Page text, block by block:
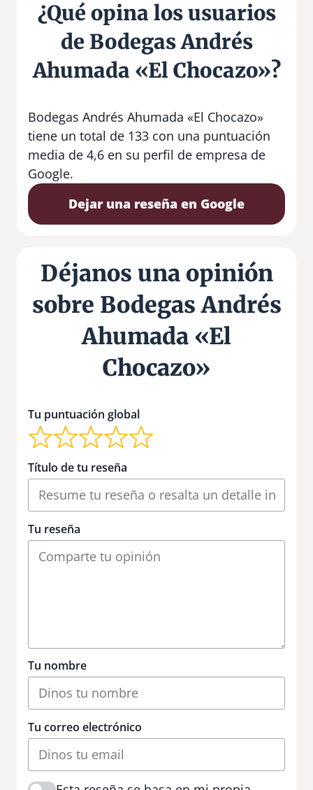
¿Qué opina los usuarios
de Bodegas Andrés
Ahumada «El Chocazo»?
Bodegas Andrés Ahumada «El Chocazo»
tiene un total de 133 con una puntuación
media de 4,6 en su perfil de empresa de
Google.
Dejar una reseña en Google
Déjanos una opinión
sobre Bodegas Andrés
Ahumada «El
Chocazo»
Tu puntuación global
Título de tu reseña
Tu reseña
Tu nombre
Tu correo electrónico